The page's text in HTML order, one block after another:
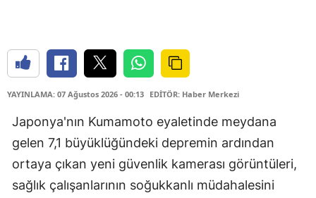
YAYINLAMA: 07 Ağustos 2026 - 00:13 EDİTÖR: Haber Merkezi
Japonya'nın Kumamoto eyaletinde meydana
gelen 7,1 büyüklüğündeki depremin ardından
ortaya çıkan yeni güvenlik kamerası görüntüleri,
sağlık çalışanlarının soğukkanlı müdahalesini